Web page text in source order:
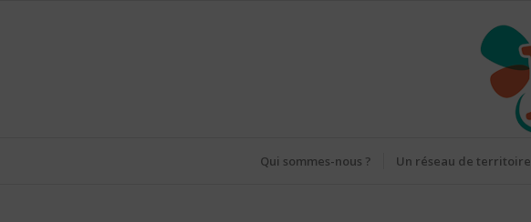
Qui sommes-nous ? Un réseau de territoire